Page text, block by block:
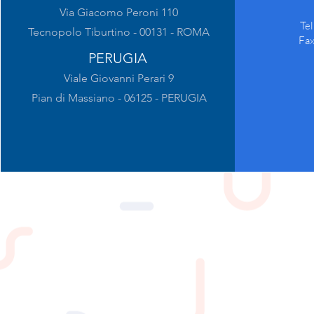
Via Giacomo Peroni 110
Tecnopolo Tiburtino - 00131 - ROMA
PERUGIA
Viale Giovanni Perari 9
Pian di Massiano - 06125 - PERUGIA